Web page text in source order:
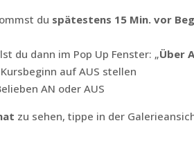
du spätestens 15 Min. vor
du dann im Pop Up Fenster: „Über
auf AUS stellen
AN oder AUS
zu sehen, tippe in der